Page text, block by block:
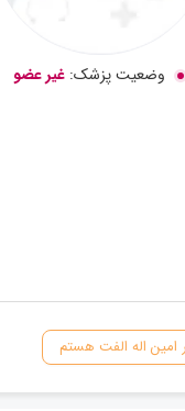
وضعیت پزشک: غیر عضو
امین اله الفت هستم